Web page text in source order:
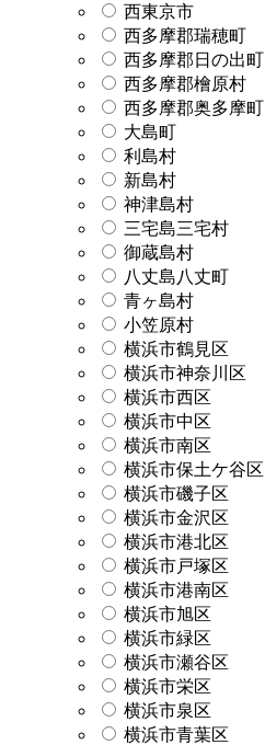
西東京市
西多摩郡瑞穂町
西多摩郡日の出町
西多摩郡檜原村
西多摩郡奥多摩町
大島町
利島村
新島村
神津島村
三宅島三宅村
御蔵島村
八丈島八丈町
青ヶ島村
小笠原村
横浜市鶴見区
横浜市神奈川区
横浜市西区
横浜市中区
横浜市南区
横浜市保土ケ谷区
横浜市磯子区
横浜市金沢区
横浜市港北区
横浜市戸塚区
横浜市港南区
横浜市旭区
横浜市緑区
横浜市瀬谷区
横浜市栄区
横浜市泉区
横浜市青葉区